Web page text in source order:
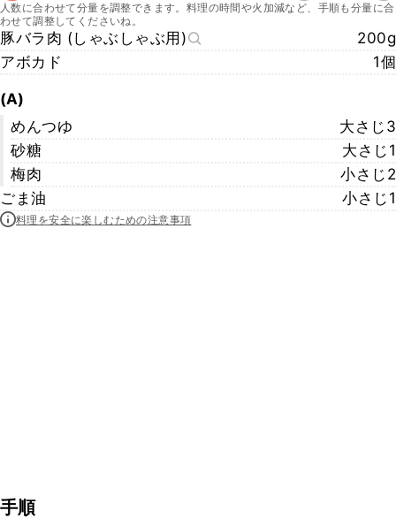
人数に合わせて分量を調整できます。料理の時間や火加減など、手順も分量に合
わせて調整してくださいね。
豚バラ肉 (しゃぶしゃぶ用)
200g
アボカド
1個
(A)
めんつゆ
大さじ3
砂糖
大さじ1
梅肉
小さじ2
ごま油
小さじ1
料理を安全に楽しむための注意事項
手順